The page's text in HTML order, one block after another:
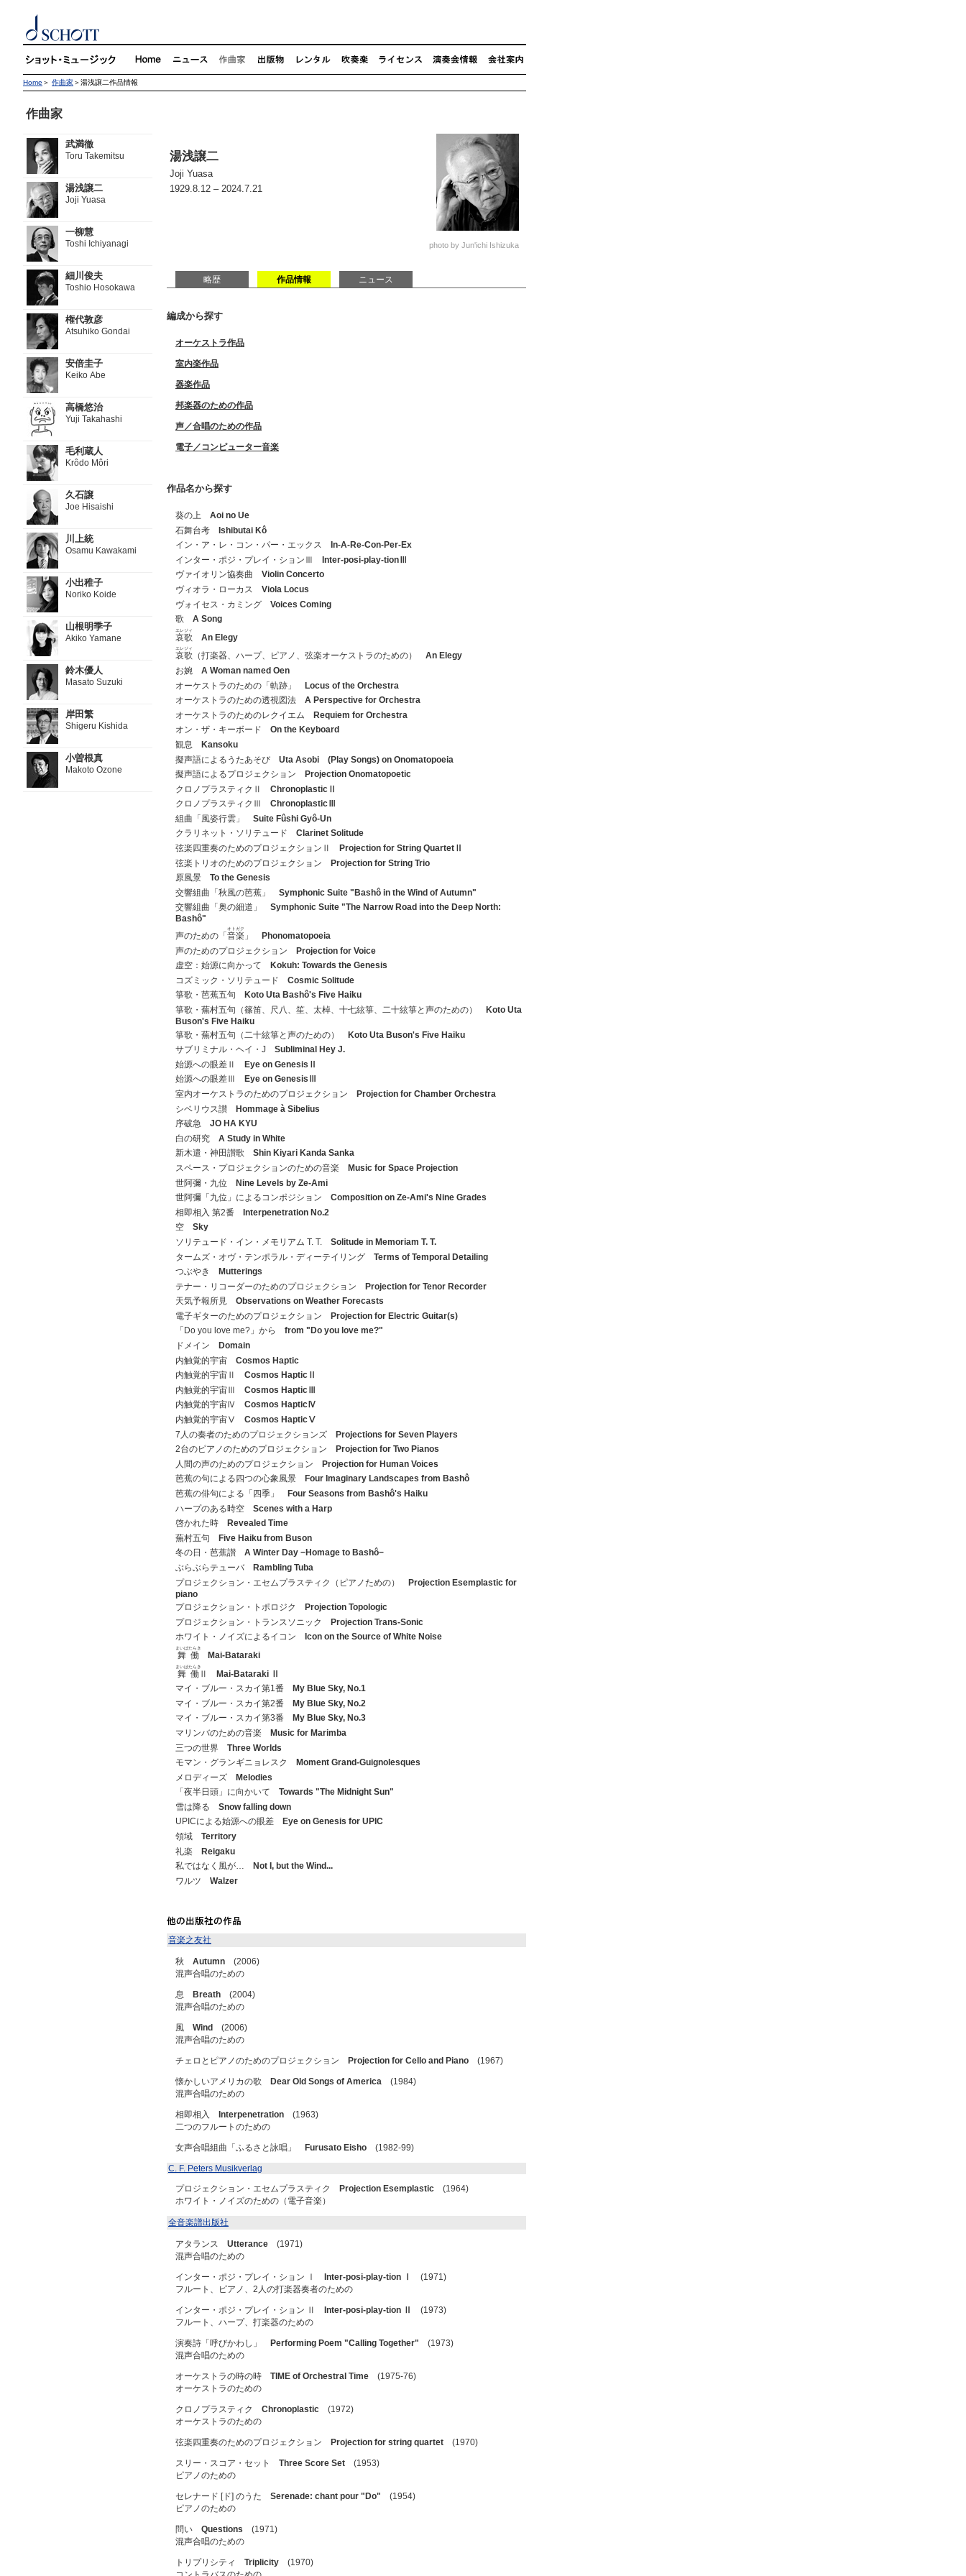
Home ＞ 作曲家＞湯浅譲二作品情報
作曲家
武満徹
Toru Takemitsu
湯浅譲二
Joji Yuasa
一柳慧
Toshi Ichiyanagi
細川俊夫
Toshio Hosokawa
権代敦彦
Atsuhiko Gondai
安倍圭子
Keiko Abe
高橋悠治
Yuji Takahashi
毛利蔵人
Krôdo Môri
久石譲
Joe Hisaishi
川上統
Osamu Kawakami
小出稚子
Noriko Koide
山根明季子
Akiko Yamane
鈴木優人
Masato Suzuki
岸田繁
Shigeru Kishida
小曽根真
Makoto Ozone
湯浅譲二
Joji Yuasa
1929.8.12 – 2024.7.21
photo by Jun'ichi Ishizuka
略歴 作品情報 ニュース
編成から探す
オーケストラ作品
室内楽作品
器楽作品
邦楽器のための作品
声／合唱のための作品
電子／コンピューター音楽
作品名から探す
葵の上 Aoi no Ue
石舞台考 Ishibutai Kô
イン・ア・レ・コン・パー・エックス
In-A-Re-Con-Per-Ex
インター・ポジ・プレイ・ションⅢ Inter-posi-play-tionⅢ
ヴァイオリン協奏曲 Violin Concerto
ヴィオラ・ローカス Viola Locus
ヴォイセス・カミング Voices Coming
歌 A Song
哀歌
エレジィ
An Elegy
哀歌
エレジィ
（打楽器、ハープ、ピアノ、弦楽オーケストラのための） An Elegy
お婉 A Woman named Oen
オーケストラのための「軌跡」 Locus of the Orchestra
オーケストラのための透視図法 A Perspective for Orchestra
オーケストラのためのレクイエム Requiem for Orchestra
オン・ザ・キーボード On the Keyboard
観息
Kansoku
擬声語によるうたあそび Uta Asobi (Play Songs) on Onomatopoeia
擬声語によるプロジェクション
Projection Onomatopoetic
クロノプラスティクⅡ ChronoplasticⅡ
クロノプラスティクⅢ ChronoplasticⅢ
組曲「風姿行雲」 Suite Fûshi Gyô-Un
クラリネット・ソリテュード Clarinet Solitude
弦楽四重奏のためのプロジェクションⅡ
Projection for String QuartetⅡ
弦楽トリオのためのプロジェクション Projection for String Trio
原風景 To the Genesis
交響組曲「秋風の芭蕉」 Symphonic Suite "Bashô in the Wind of Autumn"
交響組曲「奥の細道」 Symphonic Suite "The Narrow Road into the Deep North:
Bashô"
声のための「 音楽
オトガク
」
Phonomatopoeia
声のためのプロジェクション Projection for Voice
虚空：始源に向かって
Kokuh: Towards the Genesis
コズミック・ソリテュード Cosmic Solitude
箏歌・芭蕉五句
Koto Uta Bashô's Five Haiku
箏歌・蕪村五句（篠笛、尺八、笙、太棹、十七絃箏、二十絃箏と声のための）
Koto Uta
Buson's Five Haiku
箏歌・蕪村五句（二十絃箏と声のための） Koto Uta Buson's Five Haiku
サブリミナル・ヘイ・J Subliminal Hey J.
始源への眼差Ⅱ Eye on GenesisⅡ
始源への眼差Ⅲ
Eye on GenesisⅢ
室内オーケストラのためのプロジェクション
Projection for Chamber Orchestra
シベリウス讃 Hommage à Sibelius
序破急 JO HA KYU
白の研究 A Study in White
新木遣・神田讃歌 Shin Kiyari Kanda Sanka
スペース・プロジェクションのための音楽
Music for Space Projection
世阿彌・九位 Nine Levels by Ze-Ami
世阿彌「九位」によるコンポジション Composition on Ze-Ami's Nine Grades
相即相入 第2番 Interpenetration No.2
空 Sky
ソリテュード・イン・メモリアム T. T. Solitude in Memoriam T. T.
タームズ・オヴ・テンポラル・ディーテイリング Terms of Temporal Detailing
つぶやき
Mutterings
テナー・リコーダーのためのプロジェクション Projection for Tenor Recorder
天気予報所見 Observations on Weather Forecasts
電子ギターのためのプロジェクション Projection for Electric Guitar(s)
「Do you love me?」から from "Do you love me?"
ドメイン
Domain
内触覚的宇宙 Cosmos Haptic
内触覚的宇宙Ⅱ Cosmos HapticⅡ
内触覚的宇宙Ⅲ Cosmos HapticⅢ
内触覚的宇宙Ⅳ Cosmos HapticⅣ
内触覚的宇宙Ⅴ Cosmos HapticⅤ
7人の奏者のためのプロジェクションズ Projections for Seven Players
2台のピアノのためのプロジェクション
Projection for Two Pianos
人間の声のためのプロジェクション Projection for Human Voices
芭蕉の句による四つの心象風景
Four Imaginary Landscapes from Bashô
芭蕉の俳句による「四季」
Four Seasons from Bashô's Haiku
ハープのある時空 Scenes with a Harp
啓かれた時
Revealed Time
蕪村五句 Five Haiku from Buson
冬の日・芭蕉讃 A Winter Day −Homage to Bashô−
ぶらぶらテューバ
Rambling Tuba
プロジェクション・エセムプラスティク（ピアノための） Projection Esemplastic for
piano
プロジェクション・トポロジク
Projection Topologic
プロジェクション・トランスソニック Projection Trans-Sonic
ホワイト・ノイズによるイコン
Icon on the Source of White Noise
舞働
まいばたらき
Mai-Bataraki
舞働
まいばたらき
Ⅱ Mai-Bataraki Ⅱ
マイ・ブルー・スカイ第1番
My Blue Sky, No.1
マイ・ブルー・スカイ第2番 My Blue Sky, No.2
マイ・ブルー・スカイ第3番
My Blue Sky, No.3
マリンバのための音楽
Music for Marimba
三つの世界 Three Worlds
モマン・グランギニョレスク
Moment Grand-Guignolesques
メロディーズ Melodies
「夜半日頭」に向かいて Towards "The Midnight Sun"
雪は降る Snow falling down
UPICによる始源への眼差
Eye on Genesis for UPIC
領域 Territory
礼楽 Reigaku
私ではなく風が…
Not I, but the Wind...
ワルツ Walzer
音楽之友社
秋 Autumn (2006)
混声合唱のための
息 Breath (2004)
混声合唱のための
風 Wind (2006)
混声合唱のための
チェロとピアノのためのプロジェクション Projection for Cello and Piano (1967)
懐かしいアメリカの歌 Dear Old Songs of America (1984)
混声合唱のための
相即相入 Interpenetration (1963)
二つのフルートのための
女声合唱組曲「ふるさと詠唱」 Furusato Eisho (1982-99)
C. F. Peters Musikverlag
プロジェクション・エセムプラスティク Projection Esemplastic (1964)
ホワイト・ノイズのための（電子音楽）
全音楽譜出版社
アタランス Utterance (1971)
混声合唱のための
インター・ポジ・プレイ・ション Ⅰ Inter-posi-play-tion Ⅰ
(1971)
フルート、ピアノ、2人の打楽器奏者のための
インター・ポジ・プレイ・ション Ⅱ Inter-posi-play-tion Ⅱ
(1973)
フルート、ハープ、打楽器のための
演奏詩「呼びかわし」 Performing Poem "Calling Together" (1973)
混声合唱のための
オーケストラの時の時 TIME of Orchestral Time (1975-76)
オーケストラのための
クロノプラスティク Chronoplastic (1972)
オーケストラのための
弦楽四重奏のためのプロジェクション Projection for string quartet (1970)
スリー・スコア・セット Three Score Set (1953)
ピアノのための
セレナード [ド] のうた Serenade: chant pour "Do" (1954)
ピアノのための
問い Questions (1971)
混声合唱のための
トリプリシティ Triplicity (1970)